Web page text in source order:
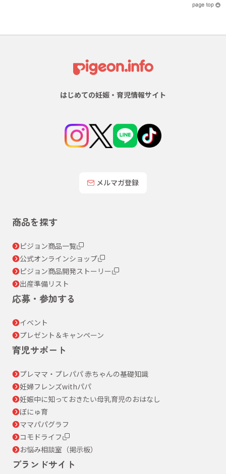
はじめての妊娠・育児情報サイト
メルマガ登録
商品を探す
ピジョン商品一覧
公式オンラインショップ
ピジョン商品開発ストーリー
出産準備リスト
応募・参加する
イベント
プレゼント＆キャンペーン
育児サポート
プレママ・プレパパ 赤ちゃんの基礎知識
妊婦フレンズwithパパ
妊娠中に知っておきたい母乳育児のおはなし
ぼにゅ育
ママパパグラフ
コモドライフ
お悩み相談室（掲示板）
ブランドサイト